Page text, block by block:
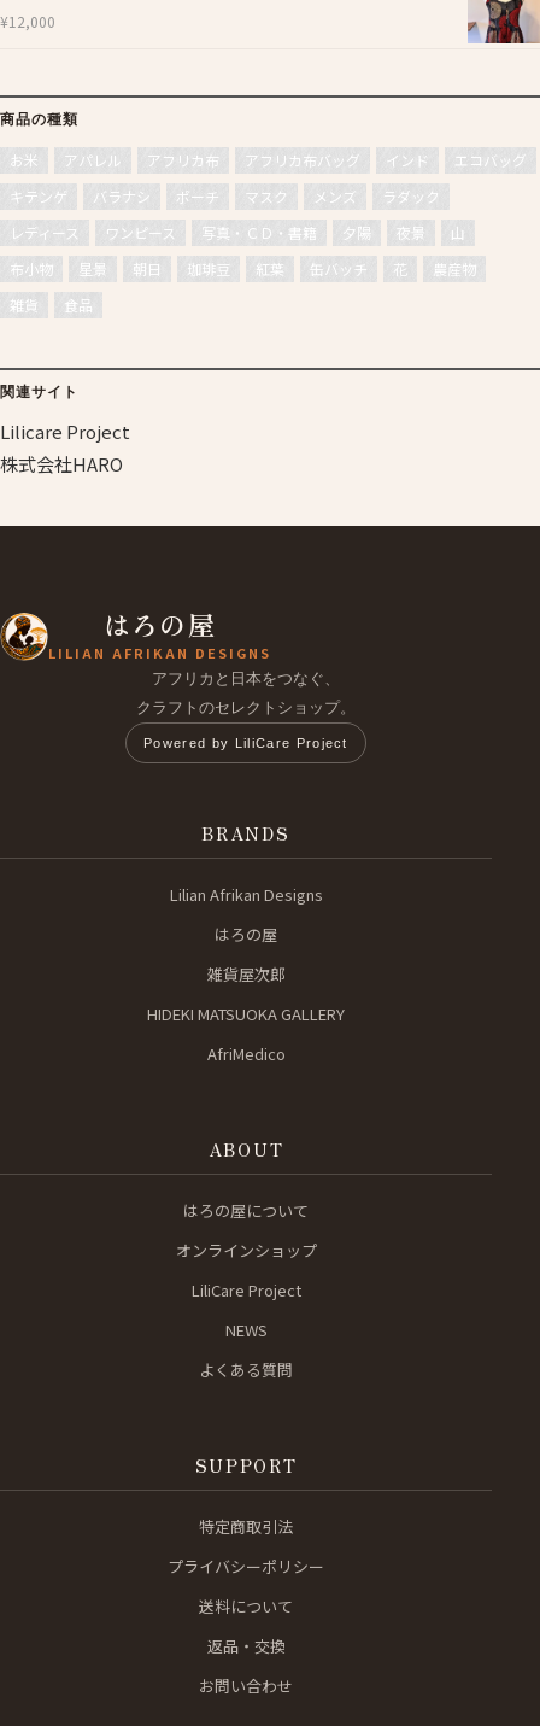
¥12,000
商品の種類
お米 アパレル アフリカ布 アフリカ布バッグ インド
エコバッグ
キテンゲ
バラナシ ポーチ マスク メンズ
ラダック
レディース
ワンピース 写真・ＣＤ・書籍 夕陽 夜景
山
布小物
星景 朝日 珈琲豆 紅葉 缶バッチ 花
農産物
雑貨
食品
関連サイト
Lilicare Project
株式会社HARO
はろの屋
LILIAN AFRIKAN DESIGNS
アフリカと日本をつなぐ、
クラフトのセレクトショップ。
Powered by LiliCare Project
BRANDS
Lilian Afrikan Designs
はろの屋
雑貨屋次郎
HIDEKI MATSUOKA GALLERY
AfriMedico
ABOUT
はろの屋について
オンラインショップ
LiliCare Project
NEWS
よくある質問
SUPPORT
特定商取引法
プライバシーポリシー
送料について
返品・交換
お問い合わせ